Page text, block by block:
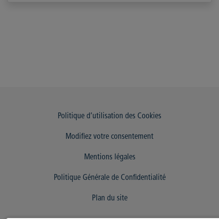
Politique d’utilisation des Cookies
Modifiez votre consentement
Mentions légales
Politique Générale de Confidentialité
Plan du site